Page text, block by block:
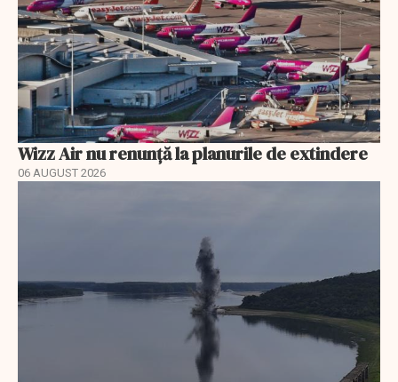
Wizz Air nu renunță la planurile de extindere
06 AUGUST 2026